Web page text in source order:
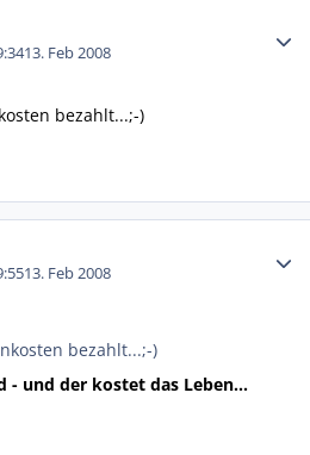
13. Feb 2008
bezahlt...;-)
13. Feb 2008
bezahlt...;-)
- und der kostet das Leben...